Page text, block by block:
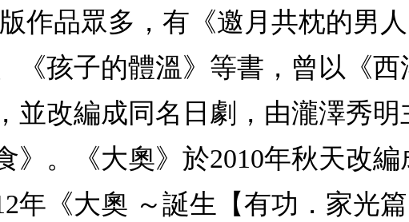
作品眾多，有《邀月共枕的男
《孩子的體溫》等書，曾以《
並改編成同名日劇，由瀧澤秀
。《大奧》於2010年秋天改編
年《大奧 ～誕生【有功．家光